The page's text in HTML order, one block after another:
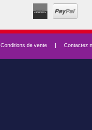
Conditions de vente | Contactez